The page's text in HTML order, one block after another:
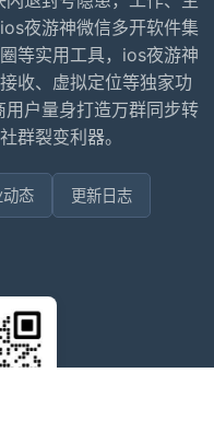
夜游神微信多开软件集
等实用工具，ios夜游神
收、虚拟定位等独家功
户量身打造万群同步转
群裂变利器。
态 更新日志